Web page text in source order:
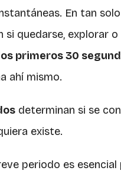
En tan
si quedarse, explorar
primeros 30
ahí mismo.
determinan si se
existe.
periodo es esencial